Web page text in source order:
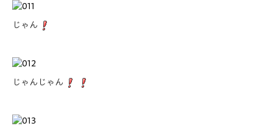
じゃん
じゃんじゃん